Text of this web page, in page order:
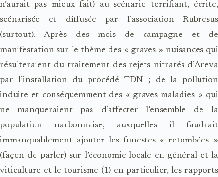
n’aurait pas mieux fait) au scénario terrifiant, écrite,
scénarisée et diffusée par l’association Rubresus
(surtout). Après des mois de campagne et de
manifestation sur le thème des « graves » nuisances qui
résulteraient du traitement des rejets nitratés d’Areva
par l’installation du procédé TDN ; de la pollution
induite et conséquemment des « graves maladies » qui
ne manqueraient pas d’affecter l’ensemble de la
population narbonnaise, auxquelles il faudrait
immanquablement ajouter les funestes « retombées »
(façon de parler) sur l’économie locale en général et la
viticulture et le tourisme (1) en particulier, les rapports